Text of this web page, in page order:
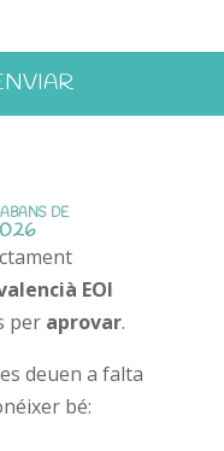
de
EOI
per aprovar.
deuen a falta
bé: